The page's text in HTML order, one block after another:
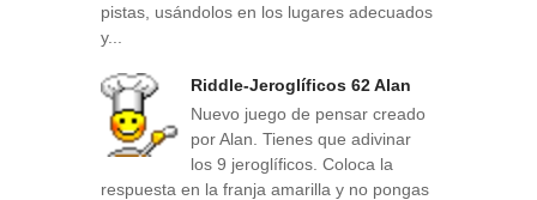
pistas, usándolos en los lugares adecuados
y...
Riddle-Jeroglíficos 62 Alan
Nuevo juego de pensar creado
por Alan. Tienes que adivinar
los 9 jeroglíficos. Coloca la
respuesta en la franja amarilla y no pongas